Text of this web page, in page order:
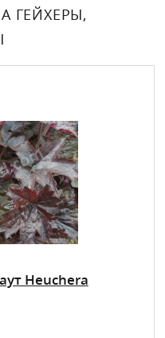
ГЕЙХЕРЫ,
Heuchera